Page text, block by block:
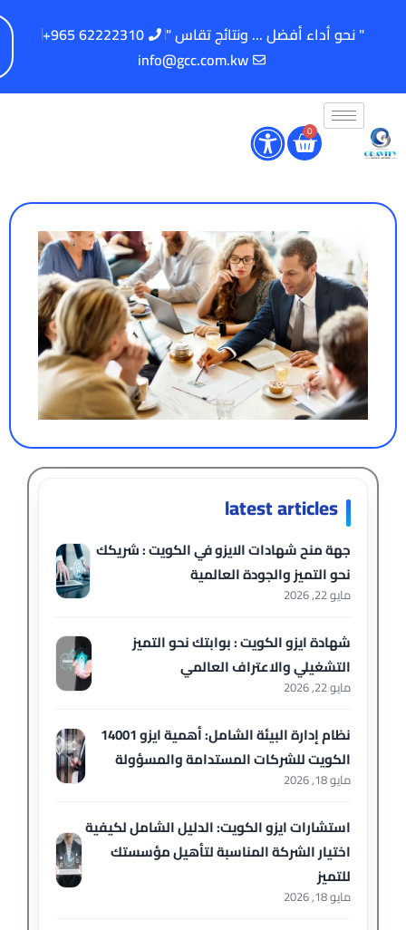
" نحو أداء أفضل ... ونتائج تقاس "
62222310 965+
info@gcc.com.kw
0
latest articles
جهة منح شهادات الايزو في الكويت : شريكك
نحو التميز والجودة العالمية
مايو 22, 2026
شهادة ايزو الكويت : بوابتك نحو التميز
التشغيلي والاعتراف العالمي
مايو 22, 2026
نظام إدارة البيئة الشامل: أهمية ايزو 14001
الكويت للشركات المستدامة والمسؤولة
مايو 18, 2026
استشارات ايزو الكويت: الدليل الشامل لكيفية
اختيار الشركة المناسبة لتأهيل مؤسستك
للتميز
مايو 18, 2026